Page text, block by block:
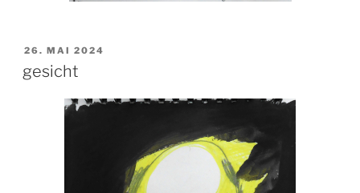
VERÖFFENTLICHT
26. MAI 2024
gesicht